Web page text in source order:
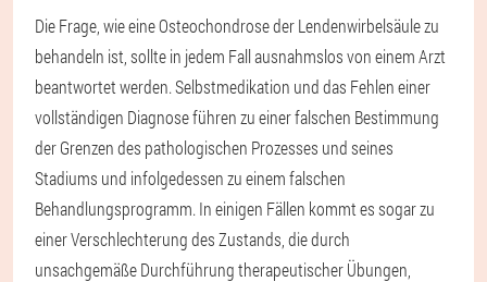
Die Frage, wie eine Osteochondrose der Lendenwirbelsäule zu
behandeln ist, sollte in jedem Fall ausnahmslos von einem Arzt
beantwortet werden. Selbstmedikation und das Fehlen einer
vollständigen Diagnose führen zu einer falschen Bestimmung
der Grenzen des pathologischen Prozesses und seines
Stadiums und infolgedessen zu einem falschen
Behandlungsprogramm. In einigen Fällen kommt es sogar zu
einer Verschlechterung des Zustands, die durch
unsachgemäße Durchführung therapeutischer Übungen,